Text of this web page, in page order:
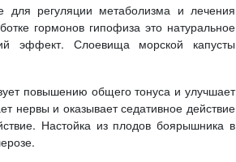
регуляции метаболизма и лечения
гормонов гипофиза это натуральное
эффект. Слоевища морской капусты
повышению общего тонуса и улучшает
нервы и оказывает седативное действие
Настойка из плодов боярышника в